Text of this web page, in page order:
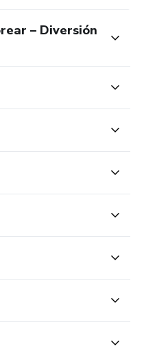
– Diversión